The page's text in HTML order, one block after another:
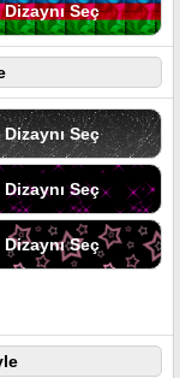
Seç
Seç
Dizaynı Seç
Seç